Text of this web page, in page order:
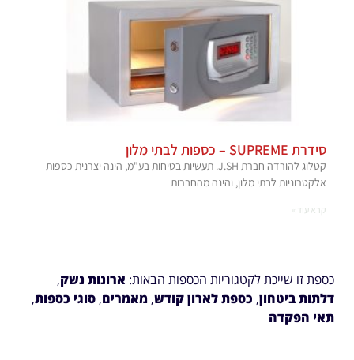
סידרת SUPREME – כספות לבתי מלון
קטלוג להורדה חברת J.SH. תעשיות בטיחות בע"מ, הינה יצרנית כספות
אלקטרוניות לבתי מלון, והינה מהחברות
קרא עוד »
כספת זו שייכת לקטגוריות הכספות הבאות: ארונות נשק,
דלתות ביטחון, כספת לארון קודש, מאמרים, סוגי כספות,
תאי הפקדה